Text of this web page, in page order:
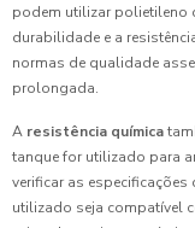
podem utilizar polietileno
durabilidade e a
normas de qualidade
prolongada.
A resistência química
tanque for utilizado para
verificar as
utilizado seja compatível